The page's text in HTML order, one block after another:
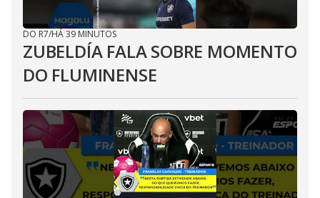
DO R7/HÁ 39 MINUTOS
ZUBELDÍA FALA SOBRE MOMENTO
DO FLUMINENSE